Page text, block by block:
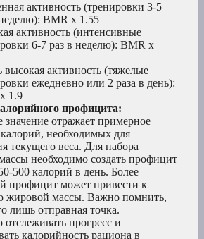
активность (тренировки 3-5
BMR x 1.55
активность (интенсивные
6-7 раз в неделю): BMR x
высокая активность (тяжелые
ежедневно или 2 раза в день):
1.9
профицита:
значение отражает примерное
необходимых для
текущего веса. Для набора
необходимо создать профицит
500 калорий в день. Более
профицит может привести к
жировой массы. Важно помнить,
лишь отправная точка.
прогресс и
калорийность рациона в